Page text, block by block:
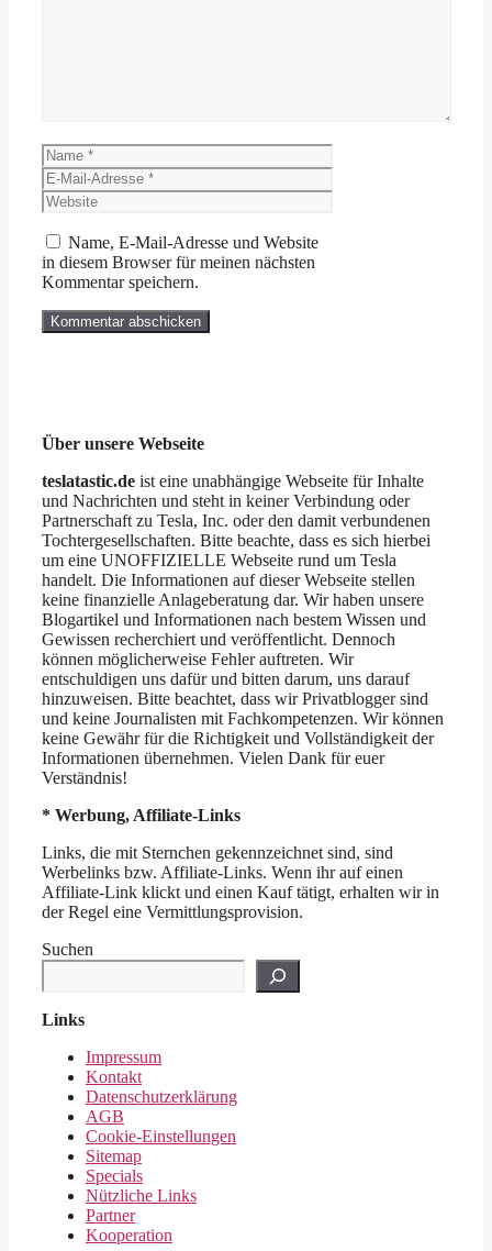
Name
E-
Mail-
Adresse
Website
Name, E-Mail-Adresse und Website
in diesem Browser für meinen nächsten
Kommentar speichern.
Über unsere Webseite
teslatastic.de ist eine unabhängige Webseite für Inhalte
und Nachrichten und steht in keiner Verbindung oder
Partnerschaft zu Tesla, Inc. oder den damit verbundenen
Tochtergesellschaften. Bitte beachte, dass es sich hierbei
um eine UNOFFIZIELLE Webseite rund um Tesla
handelt. Die Informationen auf dieser Webseite stellen
keine finanzielle Anlageberatung dar. Wir haben unsere
Blogartikel und Informationen nach bestem Wissen und
Gewissen recherchiert und veröffentlicht. Dennoch
können möglicherweise Fehler auftreten. Wir
entschuldigen uns dafür und bitten darum, uns darauf
hinzuweisen. Bitte beachtet, dass wir Privatblogger sind
und keine Journalisten mit Fachkompetenzen. Wir können
keine Gewähr für die Richtigkeit und Vollständigkeit der
Informationen übernehmen. Vielen Dank für euer
Verständnis!
* Werbung, Affiliate-Links
Links, die mit Sternchen gekennzeichnet sind, sind
Werbelinks bzw. Affiliate-Links. Wenn ihr auf einen
Affiliate-Link klickt und einen Kauf tätigt, erhalten wir in
der Regel eine Vermittlungsprovision.
Suchen
Links
Impressum
Kontakt
Datenschutzerklärung
AGB
Cookie-Einstellungen
Sitemap
Specials
Nützliche Links
Partner
Kooperation